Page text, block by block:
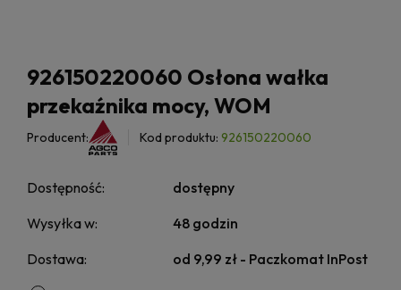
926150220060 Osłona wałka
przekaźnika mocy, WOM
Producent: Kod produktu: 926150220060
Dostępność:
dostępny
Wysyłka w:
48 godzin
Dostawa:
od 9,99 zł - Paczkomat InPost